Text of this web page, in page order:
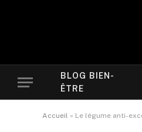
BLOG BIEN-
ÊTRE
Accueil » Le légume anti-